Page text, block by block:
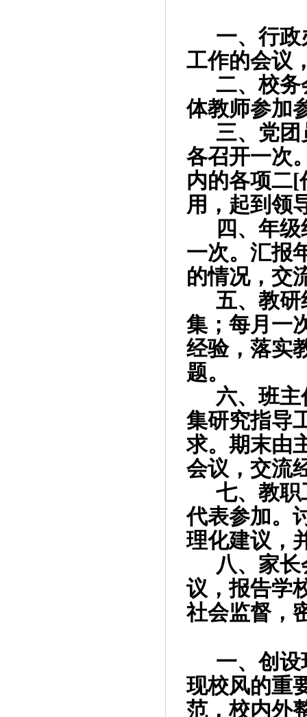
一、行
工作的会议
二、校务
体教师参加
三、党
各召开一次
内的各项二[
用，起到领
四、年
一次。汇报
的情况，交
五、教研
集；每月一
经验，落实
题。
六、班
集研究指导
求。期末由
会议，交流
七、教职
代表参加。
理化建议，
八、家
议，报告学
社会监督，
一、创
现校风的重
范，校内外